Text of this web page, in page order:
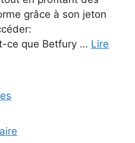
grâce à son jeton
ce que Betfury … Lire